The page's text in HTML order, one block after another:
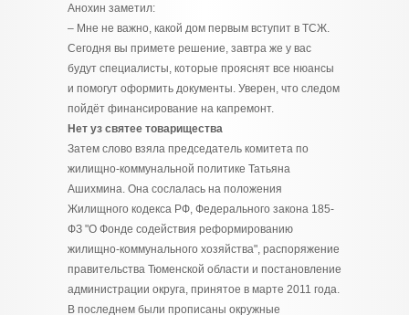
Анохин заметил:
– Мне не важно, какой дом первым вступит в ТСЖ.
Сегодня вы примете решение, завтра же у вас
будут специалисты, которые прояснят все нюансы
и помогут оформить документы. Уверен, что следом
пойдёт финансирование на капремонт.
Нет уз святее товарищества
Затем слово взяла председатель комитета по
жилищно-коммунальной политике Татьяна
Ашихмина. Она сослалась на положения
Жилищного кодекса РФ, Федерального закона 185-
ФЗ "О Фонде содействия реформированию
жилищно-коммунального хозяйства", распоряжение
правительства Тюменской области и постановление
администрации округа, принятое в марте 2011 года.
В последнем были прописаны окружные